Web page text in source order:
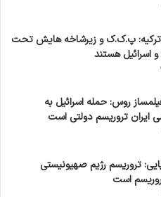
ترکیه: پ.ک.ک و زیرشاخه هایش تحت
اسرائیل هستند
روس: حمله اسرائیل به
ایران تروریسم دولتی است
تروریسم رژیم صهیونیستی
است